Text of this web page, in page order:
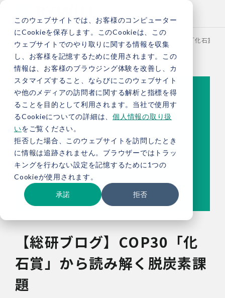
このウェブサイトでは、お客様のコンピューター
にCookieを保存します。このCookieは、この
ウェブサイトでのやり取りに関する情報を収集
し、お客様を記憶するために使用されます。この
情報は、お客様のブラウジング体験を改善し、カ
スタマイズすること、ならびにこのウェブサイト
や他のメディアの訪問者に関する解析と指標を得
ることを目的として利用されます。当社で使用す
るCookieについての詳細は、 個人情報の取り扱
いをご覧ください。
拒否した場合、このウェブサイトを訪問したとき
に情報は追跡されません。ブラウザーではトラッ
キングを行わない設定を記憶するために1つの
Cookieが使用されます。
承諾 拒否
TOP お役立ち情報 ブログ 【総研ブログ】COP30「化石賞」
【総研ブログ】COP30「化
石賞」から読み解く脱炭素課
題